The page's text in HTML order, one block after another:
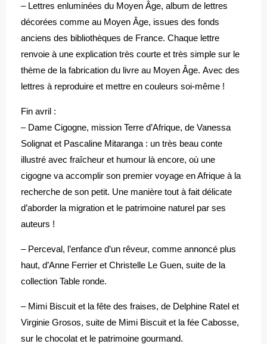
– Lettres enluminées du Moyen Âge, album de lettres
décorées comme au Moyen Âge, issues des fonds
anciens des bibliothèques de France. Chaque lettre
renvoie à une explication très courte et très simple sur le
thème de la fabrication du livre au Moyen Âge. Avec des
lettres à reproduire et mettre en couleurs soi-même !
Fin avril :
– Dame Cigogne, mission Terre d’Afrique, de Vanessa
Solignat et Pascaline Mitaranga : un très beau conte
illustré avec fraîcheur et humour là encore, où une
cigogne va accomplir son premier voyage en Afrique à la
recherche de son petit. Une manière tout à fait délicate
d’aborder la migration et le patrimoine naturel par ses
auteurs !
– Perceval, l’enfance d’un rêveur, comme annoncé plus
haut, d’Anne Ferrier et Christelle Le Guen, suite de la
collection Table ronde.
– Mimi Biscuit et la fête des fraises, de Delphine Ratel et
Virginie Grosos, suite de Mimi Biscuit et la fée Cabosse,
sur le chocolat et le patrimoine gourmand.